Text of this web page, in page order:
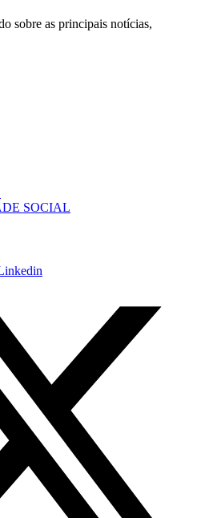
sobre as principais notícias,
SOCIAL